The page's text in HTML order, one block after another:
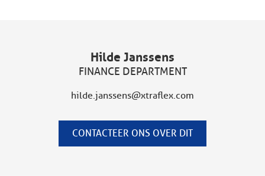
Hilde Janssens
FINANCE DEPARTMENT
hilde.janssens@xtraflex.com
CONTACTEER ONS OVER DIT